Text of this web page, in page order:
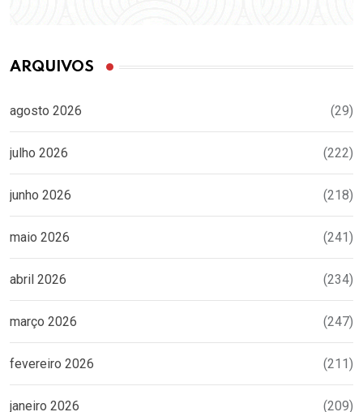
ARQUIVOS
agosto 2026 (29)
julho 2026 (222)
junho 2026 (218)
maio 2026 (241)
abril 2026 (234)
março 2026 (247)
fevereiro 2026 (211)
janeiro 2026 (209)